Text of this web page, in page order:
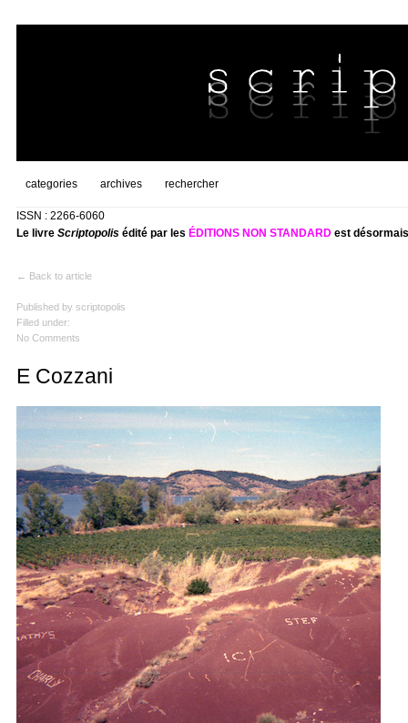
categories archives rechercher
ISSN : 2266-6060
Le livre Scriptopolisédité par les ÉDITIONS NON STANDARDest
← Back to article
Published by scriptopolis
Filled under:
No Comments
E Cozzani